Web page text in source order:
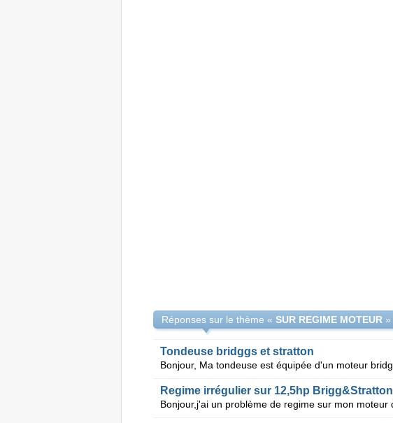
Réponses sur le thème « SUR REGIME MOTEUR»
Tondeuse bridggs et stratton
Regime irrégulier sur 12,5hp Brigg&Stratton